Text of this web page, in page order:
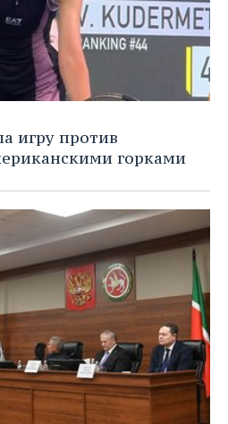
игру против
горками